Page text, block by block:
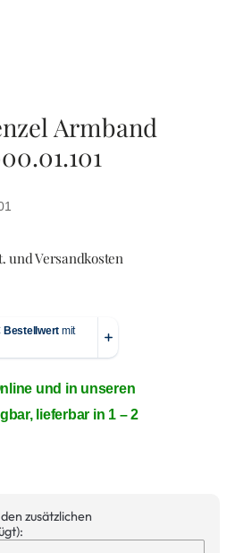
Armband
und Versandkosten
und in unseren
lieferbar in 1 – 2
zusätzlichen